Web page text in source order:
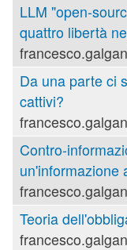
LLM "open-
quattro libertà
Da una parte ci
cattivi?
Contro-
un'informazione
Teoria